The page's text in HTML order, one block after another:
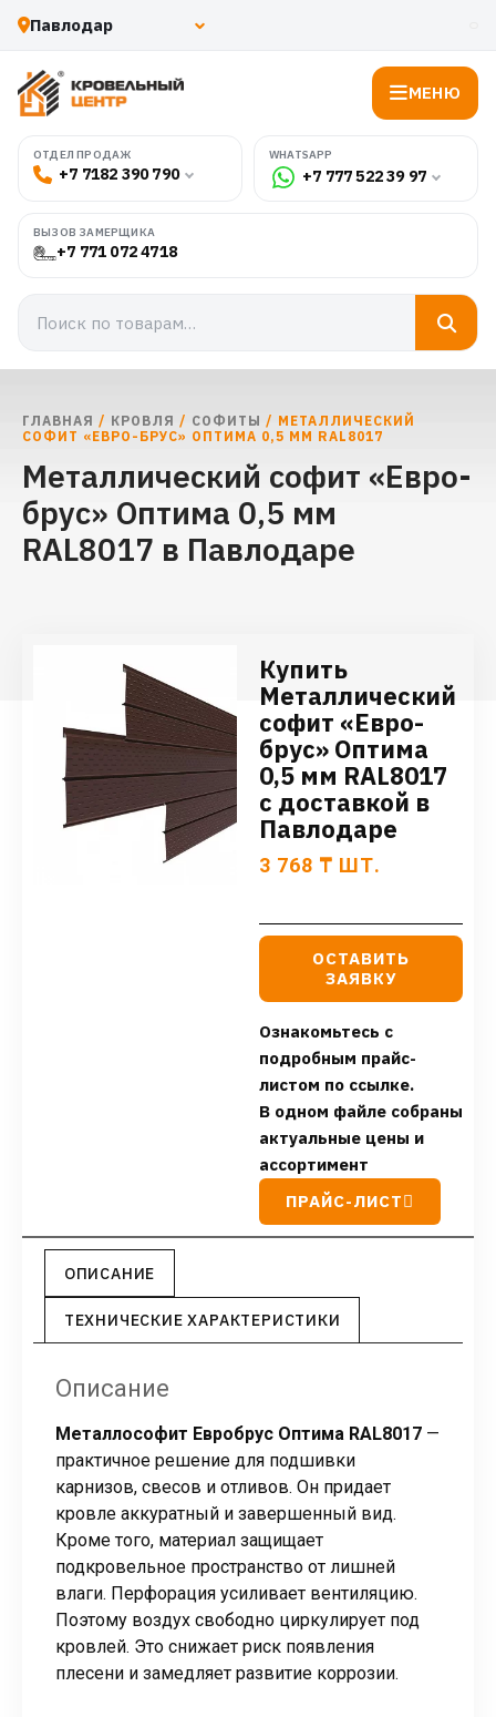
МЕНЮ
ОТДЕЛ ПРОДАЖ
+7 7182 390 790
WHATSAPP
+7 777 522 39 97
ВЫЗОВ ЗАМЕРЩИКА
+7 771 072 4718
ГЛАВНАЯ / КРОВЛЯ / СОФИТЫ / МЕТАЛЛИЧЕСКИЙ
СОФИТ «ЕВРО-БРУС» ОПТИМА 0,5 ММ RAL8017
Металлический софит «Евро-
брус» Оптима 0,5 мм
RAL8017 в Павлодаре
Купить
Металлический
софит «Евро-
брус» Оптима
0,5 мм RAL8017
с доставкой в
Павлодаре
3 768 ₸ ШТ.
ОСТАВИТЬ
ЗАЯВКУ
Ознакомьтесь с
подробным прайс-
листом по ссылке.
В одном файле собраны
актуальные цены и
ассортимент
ПРАЙС-ЛИСТ
ОПИСАНИЕ
ТЕХНИЧЕСКИЕ ХАРАКТЕРИСТИКИ
Описание
Металлософит Евробрус Оптима RAL8017 —
практичное решение для подшивки
карнизов, свесов и отливов. Он придает
кровле аккуратный и завершенный вид.
Кроме того, материал защищает
подкровельное пространство от лишней
влаги. Перфорация усиливает вентиляцию.
Поэтому воздух свободно циркулирует под
кровлей. Это снижает риск появления
плесени и замедляет развитие коррозии.